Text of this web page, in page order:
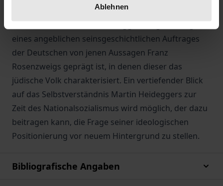
Ablehnen
westlichen Rationalität ihresgleichen sucht. Denn es
eines angeblichen seinsgeschichtlichen Auftrages
der Deutschen von jenen Aussagen Franz
Rosenzweigs geprägt ist, in denen dieser das
jüdische Volk charakterisiert. Ein vertiefender Blick
auf das Selbstverständnis Martin Heideggers zur
Zeit des Nationalsozialismus wird möglich, der dazu
beitragen kann, die Frage seiner ideologischen
Positionierung vor neuem Hintergrund zu stellen.
Bibliografische Angaben